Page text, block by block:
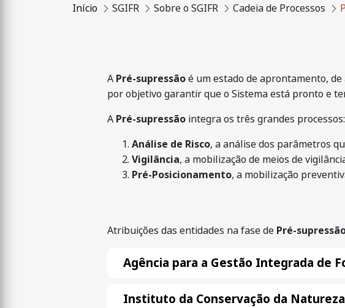
Início SGIFR Sobre o SGIFR Cadeia de Processos
A Pré-supressãoé um estado de aprontamento,
por objetivo garantir que o Sistema está pronto e
A Pré-supressão integra os três grandes processos:
Análise de Risco, a análise dos parâmetros
Vigilância, a mobilização de meios de
Pré-Posicionamento, a mobilização
Atribuições das entidades na fase de Pré-
Agência para a Gestão Integrada de
Instituto da Conservação da